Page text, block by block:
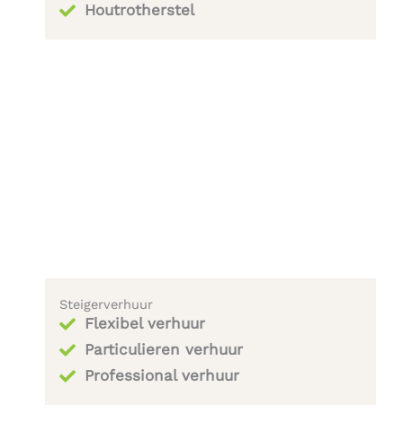
Houtrotherstel​
Steigerverhuur
Flexibel verhuur
Particulieren verhuur
Professional verhuur